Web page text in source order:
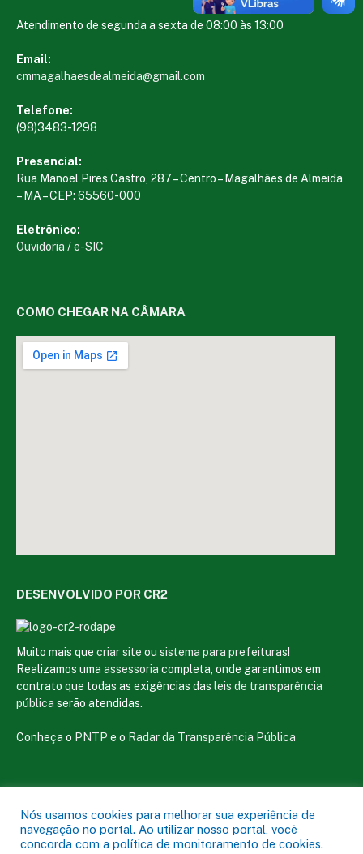
Atendimento de segunda a sexta de 08:00 às 13:00
Email:
cmmagalhaesdealmeida@gmail.com
Telefone:
(98)3483-1298
Presencial:
Rua Manoel Pires Castro, 287 – Centro – Magalhães de Almeida
– MA – CEP: 65560-000
Eletrônico:
Ouvidoria /e-SIC
COMO CHEGAR NA CÂMARA
DESENVOLVIDO POR CR2
Muito mais que criar site ou sistema para prefeituras!
Realizamos uma assessoria completa, onde garantimos em
contrato que todas as exigências das leis de transparência
pública serão atendidas.
Conheça o PNTP e o Radar da Transparência Pública
Todos os direitos reservados a Câmara Municipal de Magalhães de
Almeida
Nós usamos cookies para melhorar sua experiência de
navegação no portal. Ao utilizar nosso portal, você
concorda com a política de monitoramento de cookies.